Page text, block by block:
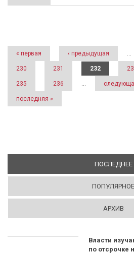
Страницы
« первая ‹ предыдущая …
230 231 232
235 236 …
последняя »
ПОСЛЕДНЕЕ
ПОПУЛЯРНОЕ
АРХИВ
Власти
по отсрочке